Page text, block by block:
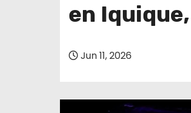
en
Jun 11, 2026